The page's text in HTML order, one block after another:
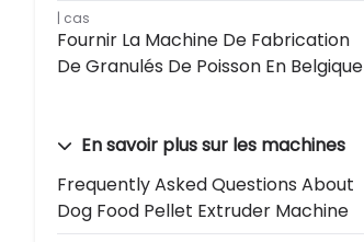
cas
Fournir La Machine De Fabrication
De Granulés De Poisson En Belgique
En savoir plus sur les machines
Frequently Asked Questions About
Dog Food Pellet Extruder Machine